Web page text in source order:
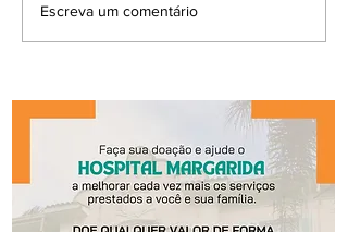
Escreva um comentário